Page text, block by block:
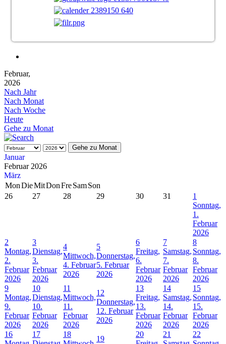
Februar,
2026
Nach Jahr
Nach Monat
Nach Woche
Heute
Gehe zu Monat
Gehe zu Monat
Januar
Februar 2026
März
MonDieMitDonFreSamSon
26
27 28 29 30 31
1
Sonntag,
1.
Februar
2026
2
Montag,
2.
Februar
2026
3
Dienstag,
3.
Februar
2026
4
Mittwoch,
4. Februar
2026
5
Donnerstag,
5. Februar
2026
6
Freitag,
6.
Februar
2026
7
Samstag,
7.
Februar
2026
8
Sonntag,
8.
Februar
2026
9
Montag,
9.
Februar
2026
10
Dienstag,
10.
Februar
2026
11
Mittwoch,
11.
Februar
2026
12
Donnerstag,
12. Februar
2026
13
Freitag,
13.
Februar
2026
14
Samstag,
14.
Februar
2026
15
Sonntag,
15.
Februar
2026
16
17
18
19
20
21
22